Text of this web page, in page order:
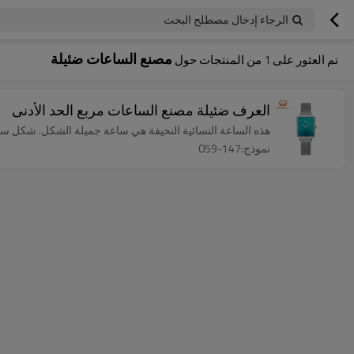
الرجاء إدخال مصطلح البحث
تم العثور على 1 من المنتجات حول مصنع الساعات ضئيلة
العرف ضئيلة مصنع الساعات مربع الحد الأدنى
هذه الساعة النسائية النحيفة هي ساعة جميلة الشكل. شكل
نموذج:147-059